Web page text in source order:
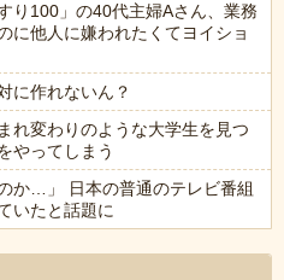
り100」の40代主婦Aさん、業務
に他人に嫌われたくてヨイショ
に作れないん？
変わりのような大学生を見つ
やってしまう
か…」 日本の普通のテレビ番組
いたと話題に